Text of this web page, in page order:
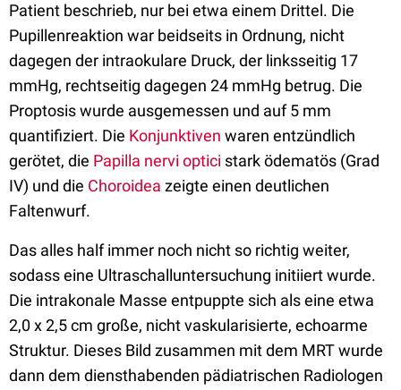
Patient beschrieb, nur bei etwa einem Drittel. Die
Pupillenreaktion war beidseits in Ordnung, nicht
dagegen der intraokulare Druck, der linksseitig 17
mmHg, rechtseitig dagegen 24 mmHg betrug. Die
Proptosis wurde ausgemessen und auf 5 mm
quantifiziert. Die Konjunktiven waren entzündlich
gerötet, die Papilla nervi optici stark ödematös (Grad
IV) und die Choroidea zeigte einen deutlichen
Faltenwurf.
Das alles half immer noch nicht so richtig weiter,
sodass eine Ultraschalluntersuchung initiiert wurde.
Die intrakonale Masse entpuppte sich als eine etwa
2,0 x 2,5 cm große, nicht vaskularisierte, echoarme
Struktur. Dieses Bild zusammen mit dem MRT wurde
dann dem diensthabenden pädiatrischen Radiologen